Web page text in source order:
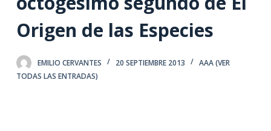
e
o
Origen de las Especies
EMILIO CERVANTES 20 SEPTIEMBRE 2013
AAA (VER
TODAS LAS ENTRADAS)